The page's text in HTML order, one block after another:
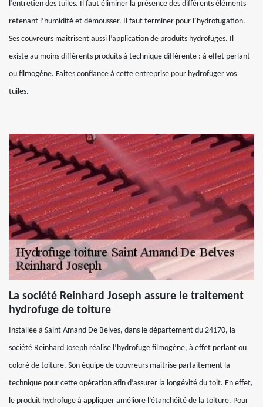
l’entretien des tuiles. Il faut éliminer la présence des différents éléments
retenant l’humidité et démousser. Il faut terminer pour l’hydrofugation.
Ses couvreurs maitrisent aussi l’application de produits hydrofuges. Il
existe au moins différents produits à technique différente : à effet perlant
ou filmogène. Faites confiance à cette entreprise pour hydrofuger vos
tuiles.
La société Reinhard Joseph assure le traitement
hydrofuge de toiture
Installée à Saint Amand De Belves, dans le département du 24170, la
société Reinhard Joseph réalise l’hydrofuge filmogène, à effet perlant ou
coloré de toiture. Son équipe de couvreurs maitrise parfaitement la
technique pour cette opération afin d’assurer la longévité du toit. En effet,
le produit hydrofuge à appliquer améliore l’étanchéité de la toiture. Pour